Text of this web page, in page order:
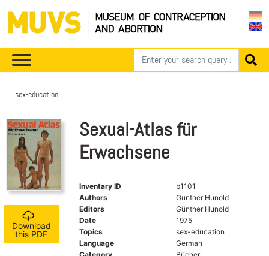
sex-education
Download
this PDF
Sexual-Atlas für
Erwachsene
Inventary ID
b1101
Authors
Günther Hunold
Editors
Günther Hunold
Date
1975
Topics
sex-education
Language
German
Category
Bücher